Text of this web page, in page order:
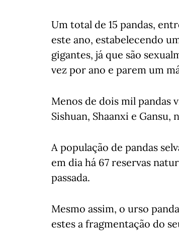
Um total de 15 pandas,
este ano, estabelecendo
gigantes, já que são
vez por ano e parem um
Menos de dois mil pandas
Sishuan, Shaanxi e
A população de pandas
em dia há 67 reservas
passada.
Mesmo assim, o urso
estes a fragmentação do